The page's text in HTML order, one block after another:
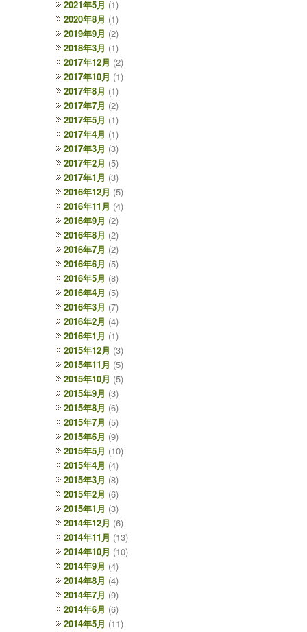
2021年5月 (1)
2020年8月 (1)
2019年9月 (2)
2018年3月 (1)
2017年12月 (2)
2017年10月 (1)
2017年8月 (1)
2017年7月 (2)
2017年5月 (1)
2017年4月 (1)
2017年3月 (3)
2017年2月 (5)
2017年1月 (3)
2016年12月 (5)
2016年11月 (4)
2016年9月 (2)
2016年8月 (2)
2016年7月 (2)
2016年6月 (5)
2016年5月 (8)
2016年4月 (5)
2016年3月 (7)
2016年2月 (4)
2016年1月 (1)
2015年12月 (3)
2015年11月 (5)
2015年10月 (5)
2015年9月 (3)
2015年8月 (6)
2015年7月 (5)
2015年6月 (9)
2015年5月 (10)
2015年4月 (4)
2015年3月 (8)
2015年2月 (6)
2015年1月 (3)
2014年12月 (6)
2014年11月 (13)
2014年10月 (10)
2014年9月 (4)
2014年8月 (4)
2014年7月 (9)
2014年6月 (6)
2014年5月 (11)